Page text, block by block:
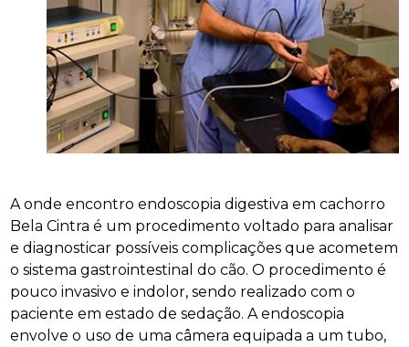
A onde encontro endoscopia digestiva em cachorro
Bela Cintra é um procedimento voltado para analisar
e diagnosticar possíveis complicações que acometem
o sistema gastrointestinal do cão. O procedimento é
pouco invasivo e indolor, sendo realizado com o
paciente em estado de sedação. A endoscopia
envolve o uso de uma câmera equipada a um tubo,